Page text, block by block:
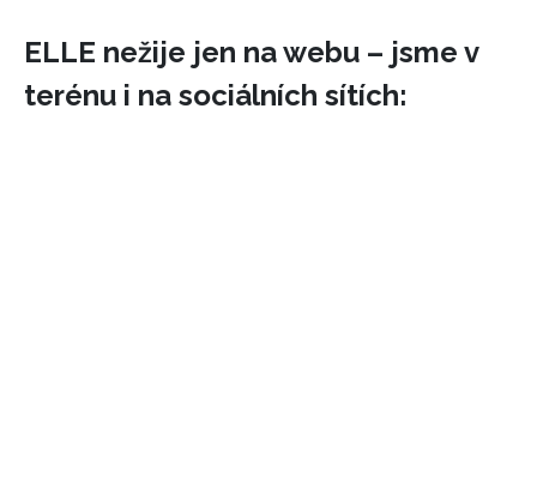
ELLE nežije jen na webu – jsme v
terénu i na sociálních sítích: